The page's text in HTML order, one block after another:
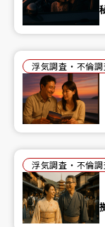
浮気調査・不倫
浮気調査・不倫